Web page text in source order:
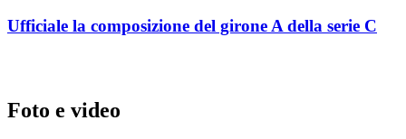
Ufficiale la composizione del girone A della serie C
Foto e video